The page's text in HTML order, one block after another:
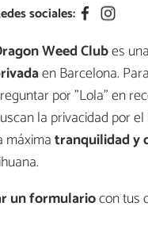
sociales:
Weed Clubes una
en Barcelona.
por "Lola" en
la privacidad por
máximatranquilidad y
un formulariocon tus